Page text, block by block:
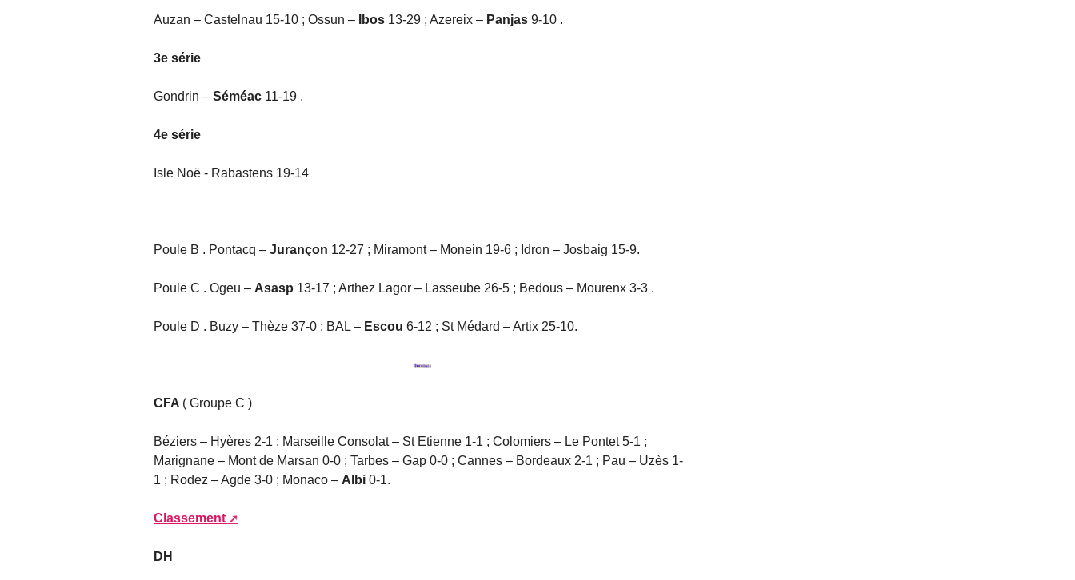
Auzan – Castelnau 15-10 ; Ossun – Ibos 13-29 ; Azereix – Panjas 9-10 .
3e série
Gondrin – Séméac 11-19 .
4e série
Isle Noë - Rabastens 19-14
Poule B . Pontacq – Jurançon 12-27 ; Miramont – Monein 19-6 ; Idron – Josbaig 15-9.
Poule C . Ogeu – Asasp 13-17 ; Arthez Lagor – Lasseube 26-5 ; Bedous – Mourenx 3-3 .
Poule D . Buzy – Thèze 37-0 ; BAL – Escou 6-12 ; St Médard – Artix 25-10.
CFA ( Groupe C )
Béziers – Hyères 2-1 ; Marseille Consolat – St Etienne 1-1 ; Colomiers – Le Pontet 5-1 ;
Marignane – Mont de Marsan 0-0 ; Tarbes – Gap 0-0 ; Cannes – Bordeaux 2-1 ; Pau – Uzès 1-
1 ; Rodez – Agde 3-0 ; Monaco – Albi 0-1.
Classement
DH